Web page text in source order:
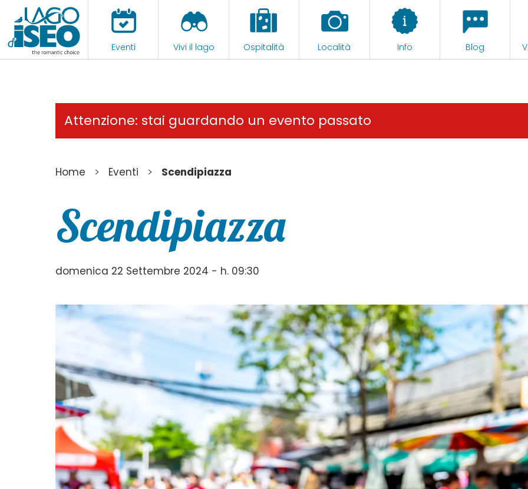
Eventi Vivi il lago Ospitalità Località Info Blog
Attenzione: stai guardando un evento passato
Home > Eventi > Scendipiazza
Scendipiazza
domenica 22 Settembre 2024 - h. 09:30